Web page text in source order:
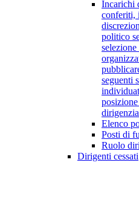
Incarichi
conferiti,
politico
seguenti
Elenco
Posti di
Ruolo
Dirigenti cessati